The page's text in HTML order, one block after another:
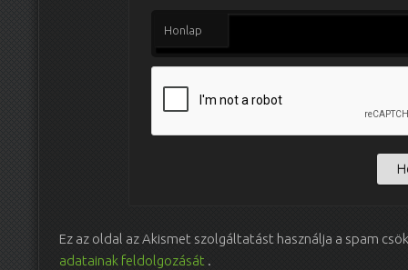
Honlap
Ez az oldal az Akismet szolgáltatást használja a spam
adatainak feldolgozását .